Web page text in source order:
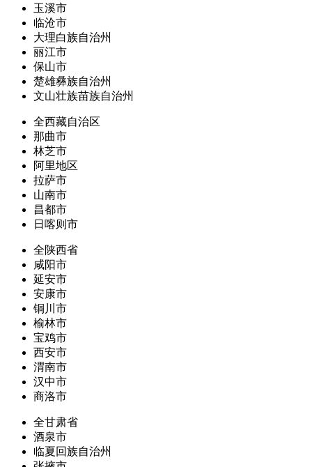
玉溪市
临沧市
大理白族自治州
丽江市
保山市
楚雄彝族自治州
文山壮族苗族自治州
全西藏自治区
那曲市
林芝市
阿里地区
拉萨市
山南市
昌都市
日喀则市
全陕西省
咸阳市
延安市
安康市
铜川市
榆林市
宝鸡市
西安市
渭南市
汉中市
商洛市
全甘肃省
酒泉市
临夏回族自治州